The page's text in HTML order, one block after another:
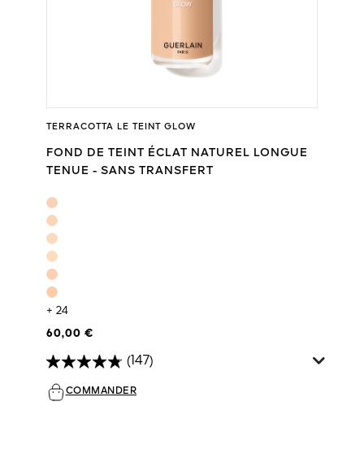
TERRACOTTA LE TEINT GLOW
FOND DE TEINT ÉCLAT NATUREL LONGUE
TENUE - SANS TRANSFERT
+ 24
60,00 €
(147)
COMMANDER